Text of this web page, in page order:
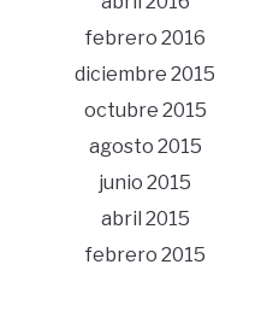
febrero 2016
diciembre 2015
octubre 2015
agosto 2015
junio 2015
abril 2015
febrero 2015